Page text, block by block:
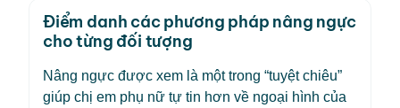
Điểm danh các phương pháp nâng ngực
cho từng đối tượng
Nâng ngực được xem là một trong “tuyệt chiêu”
giúp chị em phụ nữ tự tin hơn về ngoại hình của